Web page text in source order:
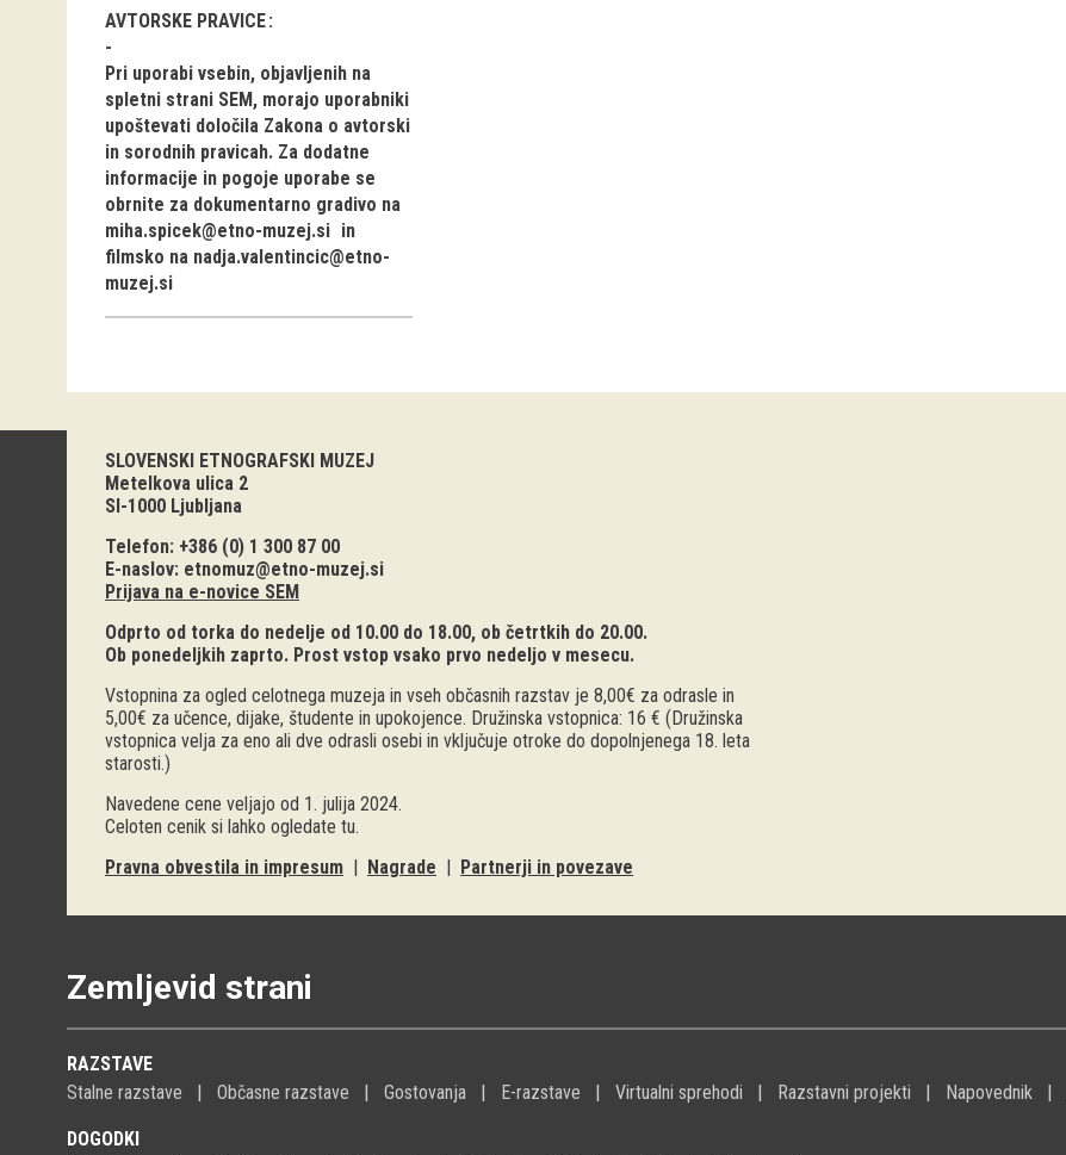
AVTORSKE PRAVICE
Pri uporabi vsebin, objavljenih na
spletni strani SEM, morajo uporabniki
upoštevati določila Zakona o avtorski
in sorodnih pravicah. Za dodatne
informacije in pogoje uporabe se
obrnite za dokumentarno gradivo na
miha.spicek@etno-muzej.si in
filmsko na nadja.valentincic@etno-
muzej.si
SLOVENSKI ETNOGRAFSKI MUZEJ
Metelkova ulica 2
SI-1000 Ljubljana
Telefon: +386 (0) 1 300 87 00
E-naslov: etnomuz@etno-muzej.si
Prijava na e-novice SEM
Odprto od torka do nedelje od 10.00 do 18.00, ob četrtkih do 20.00.
Ob ponedeljkih zaprto. Prost vstop vsako prvo nedeljo v mesecu.
Vstopnina za ogled celotnega muzeja in vseh občasnih razstav je 8,00€ za odrasle in
5,00€ za učence, dijake, študente in upokojence. Družinska vstopnica: 16 € (Družinska
vstopnica velja za eno ali dve odrasli osebi in vključuje otroke do dopolnjenega 18. leta
starosti.)
Navedene cene veljajo od 1. julija 2024.
Celoten cenik si lahko ogledate tu.
Pravna obvestila in impresum | Nagrade | Partnerji in povezave
Zemljevid strani
RAZSTAVE
Stalne razstave
Občasne razstave Gostovanja E-razstave Virtualni sprehodi Razstavni projekti Napovednik
DOGODKI